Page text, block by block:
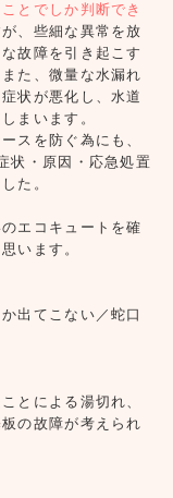
とでしか判断でき
、些細な異常を放
故障を引き起こす
た、微量な水漏れ
状が悪化し、水道
まいます。
スを防ぐ為にも、
状・原因・応急処置
た。
エコキュートを確
います。
出てこない／蛇口
とによる湯切れ、
の故障が考えられ